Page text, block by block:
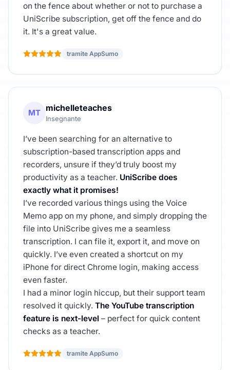
on the fence about whether or not to purchase a
UniScribe subscription, get off the fence and do
it. It's a great value.
tramite AppSumo
MT michelleteaches
Insegnante
I’ve been searching for an alternative to
subscription-based transcription apps and
recorders, unsure if they’d truly boost my
productivity as a teacher. UniScribe does
exactly what it promises!
I’ve recorded various things using the Voice
Memo app on my phone, and simply dropping the
file into UniScribe gives me a seamless
transcription. I can file it, export it, and move on
quickly. I’ve even created a shortcut on my
iPhone for direct Chrome login, making access
even faster.
I had a minor login hiccup, but their support team
resolved it quickly. The YouTube transcription
feature is next-level – perfect for quick content
checks as a teacher.
tramite AppSumo